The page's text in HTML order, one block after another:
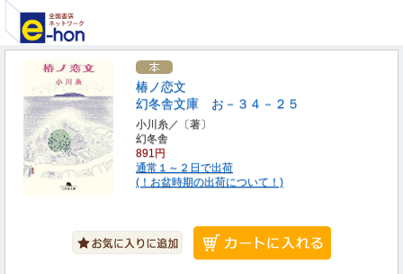
椿ノ恋文
幻冬舎文庫 お－３４－２５
小川糸／〔著〕
幻冬舎
891円
通常１～２日で出荷
(！お盆時期の出荷について！)